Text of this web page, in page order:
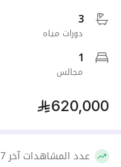
3
دورات مياه
1
مجالس
620,000
عدد المشاهدات آخر 7 أيام